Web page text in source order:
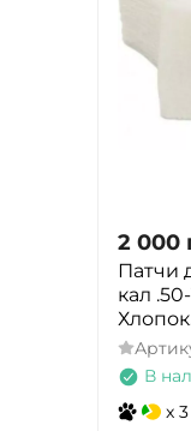
2 000
Патчи
кал
В
x